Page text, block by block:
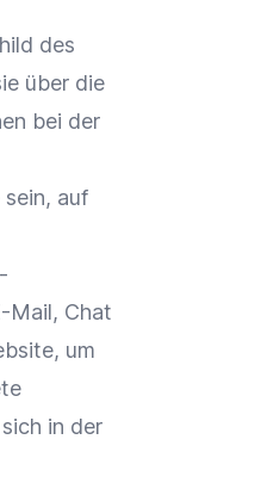
des
über die
bei der
auf
Mail, Chat
um
in der